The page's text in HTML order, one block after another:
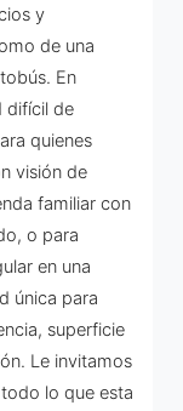
y
de una
En
difícil de
quienes
visión de
familiar con
o para
en una
única para
superficie
Le invitamos
lo que esta